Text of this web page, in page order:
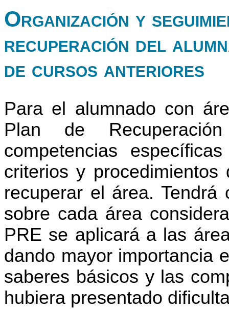
Organización y
recuperación del
de cursos anteriores
Para el alumnado con
Plan de
competencias
criterios y
recuperar el área.
sobre cada área
PRE se aplicará a las
dando mayor importancia
saberes básicos y las
hubiera presentado